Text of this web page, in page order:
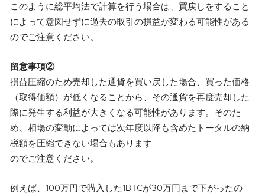
このように総平均法で計算を行う場合は、買戻しをすること
によって意図せずに過去の取引の損益が変わる可能性がある
のでご注意ください。
留意事項②
損益圧縮のため売却した通貨を買い戻した場合、買った価格
（取得価額）が低くなることから、その通貨を再度売却した
際に発生する利益が大きくなる可能性があります。そのた
め、相場の変動によっては次年度以降も含めたトータルの納
税額を圧縮できない場合もあります
のでご注意ください。
例えば、100万円で購入した1BTCが30万円まで下がったの